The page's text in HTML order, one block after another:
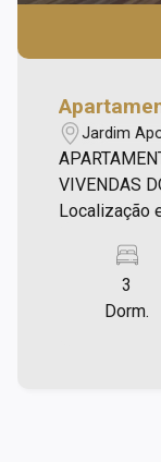
Jardim
VIVENDAS
Localização
estruturado
para toda
no
banheiro
3
Dorm.